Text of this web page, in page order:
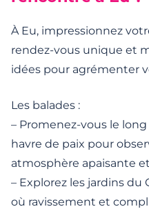
À Eu, impressionnez
rendez-vous unique et
idées pour agrémenter
Les balades :
– Promenez-vous le
havre de paix pour
atmosphère apaisante
– Explorez les jardins du
où ravissement et